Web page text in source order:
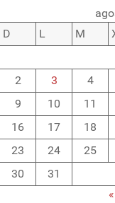
D
L M
2
3 4
9
10 11
16
17 18
23
24 25
30
31